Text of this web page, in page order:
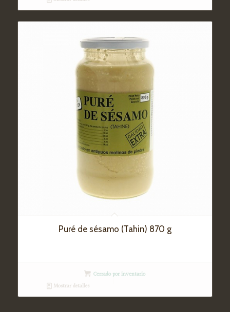
Puré de sésamo (Tahin) 870 g
Cerrado por inventario
Mostrar detalles